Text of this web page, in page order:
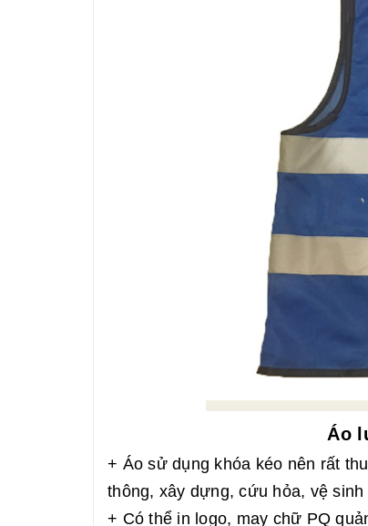
Áo
+ Áo sử dụng khóa kéo nên rất
thông, xây dựng, cứu hỏa, vệ
+ Có thể in logo, may chữ PQ